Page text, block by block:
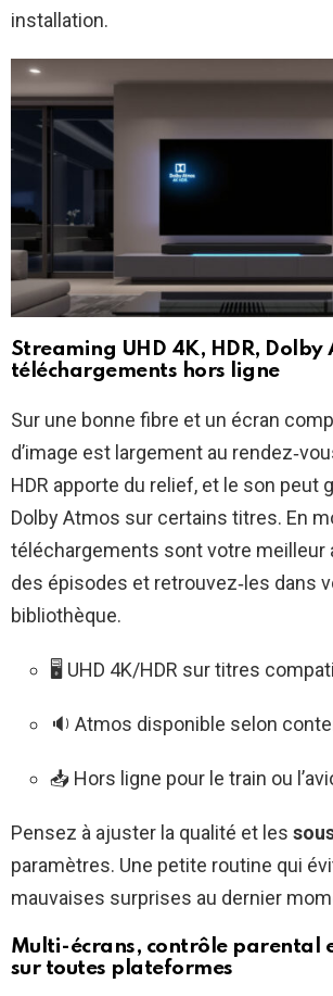
installation.
Streaming UHD 4K, HDR, Dolby
téléchargements hors ligne
Sur une bonne fibre et un écran
d’image est largement au
HDR apporte du relief, et le son peut
Dolby Atmos sur certains titres. En
téléchargements sont votre meilleur
des épisodes et retrouvez‑les dans
bibliothèque.
🖥️ UHD 4K/HDR sur titres
🔉 Atmos disponible selon
📥 Hors ligne pour le train ou
Pensez à ajuster la qualité et les
paramètres. Une petite routine qui
mauvaises surprises au dernier
Multi-écrans, contrôle parental
sur toutes plateformes